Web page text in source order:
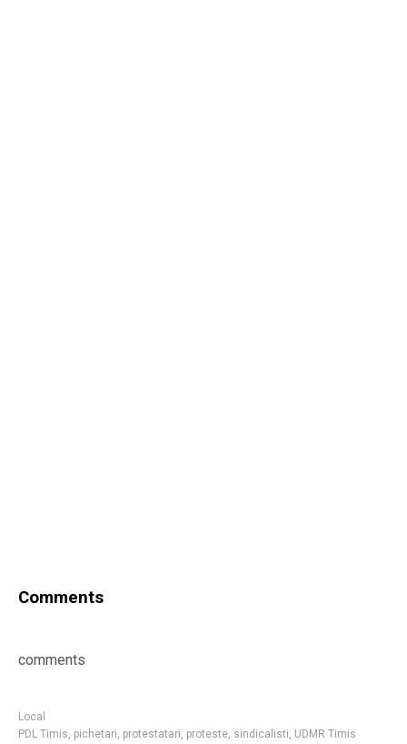
Comments
comments
Local
PDL Timis, pichetari, protestatari, proteste, sindicalisti, UDMR Timis